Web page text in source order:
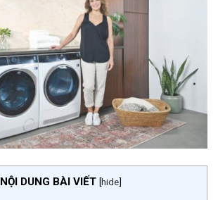
NỘI DUNG BÀI VIẾT [hide]